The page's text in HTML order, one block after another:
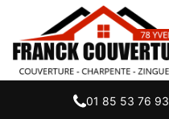
01 85 53 76 93